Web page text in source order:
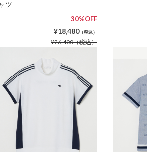
ツ
30%OFF
¥18,480（税込）
¥26,400（税込）